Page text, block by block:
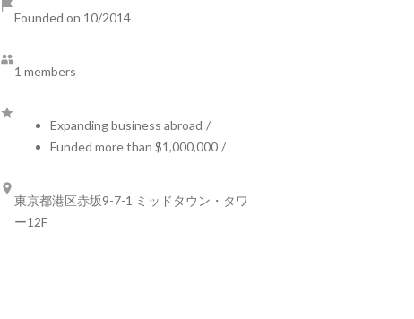
Founded on 10/2014
1 members
Expanding business abroad /
Funded more than $1,000,000 /
東京都港区⾚坂9-7-1 ミッドタウン・タワ
ー12F